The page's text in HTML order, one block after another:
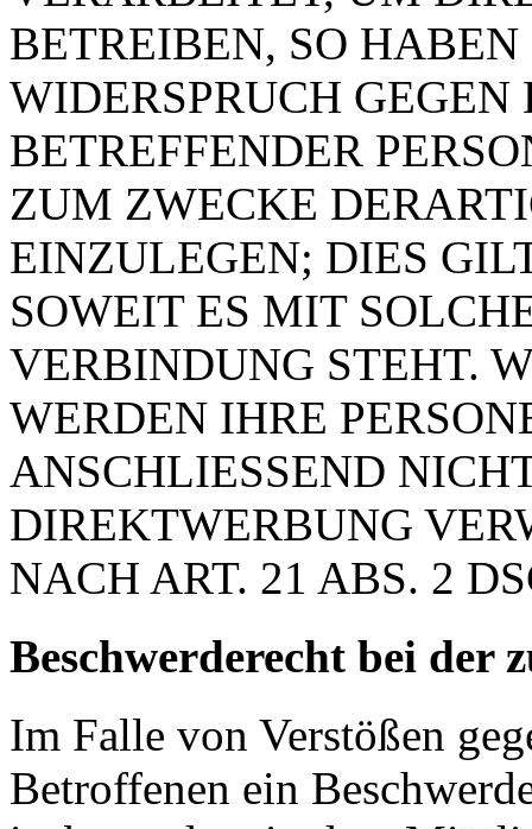
BETREIBEN, SO
WIDERSPRUCH
BETREFFENDER
ZUM ZWECKE
EINZULEGEN; DIES
SOWEIT ES MIT
VERBINDUNG STEHT.
WERDEN IHRE
ANSCHLIESSEND
DIREKTWERBUNG
NACH ART. 21 ABS. 2
Beschwerde­recht bei der
Im Falle von Verstößen
Betroffenen ein